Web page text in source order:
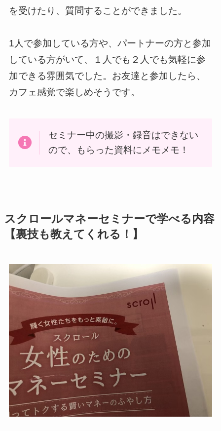
を受けたり、質問することができました。
1人で参加している方や、パートナーの方と参加
している方がいて、１人でも２人でも気軽に参
加できる雰囲気でした。お友達と参加したら、
カフェ感覚で楽しめそうです。
セミナー中の撮影・録音はできない
ので、もらった資料にメモメモ！
スクロールマネーセミナーで学べる内容
【裏技も教えてくれる！】